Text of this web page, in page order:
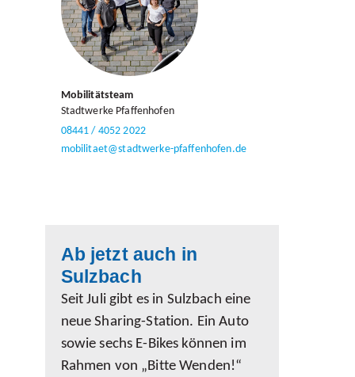
Mobilitätsteam
Stadtwerke Pfaffenhofen
08441 / 4052 2022
mobilitaet@stadtwerke-pfaffenhofen.de
Ab jetzt auch in
Sulzbach
Seit Juli gibt es in Sulzbach eine
neue Sharing-Station. Ein Auto
sowie sechs E-Bikes können im
Rahmen von „Bitte Wenden!“